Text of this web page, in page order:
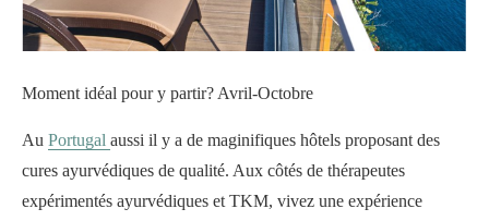
Moment idéal pour y partir? Avril-Octobre
Au Portugal aussi il y a de maginifiques hôtels proposant des
cures ayurvédiques de qualité. Aux côtés de thérapeutes
expérimentés ayurvédiques et TKM, vivez une expérience